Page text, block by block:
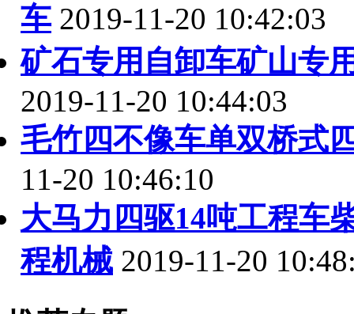
车 2019-11-20 10:42:03
矿石专用自卸车矿山专
2019-11-20 10:44:03
毛竹四不像车单双桥式
11-20 10:46:10
大马力四驱14吨工程车
程机械 2019-11-20